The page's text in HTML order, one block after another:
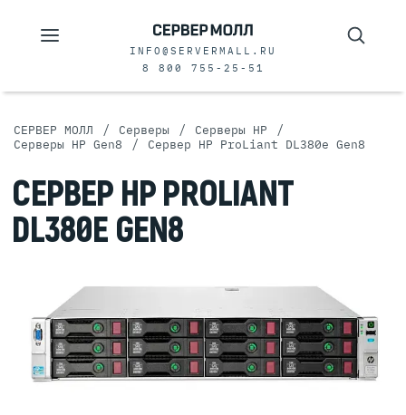
INFO@SERVERMALL.RU
8 800 755-25-51
СЕРВЕР МОЛЛ / Серверы / Серверы HP /
Серверы HP Gen8 / Сервер HP ProLiant DL380e Gen8
СЕРВЕР HP PROLIANT
DL380E GEN8